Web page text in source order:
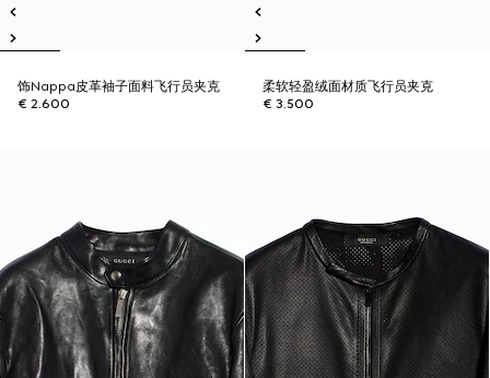
饰Nappa皮革袖子面料飞行员夹克
€ 2.600
柔软轻盈绒面材质飞行员夹克
€ 3.500